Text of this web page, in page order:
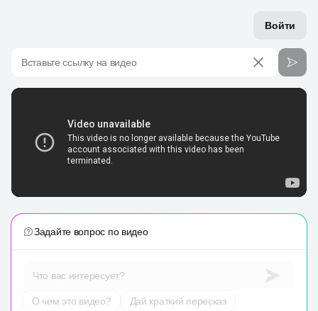
Войти
Вставьте ссылку на видео
Задайте вопрос по видео
Что вас интересует?
О чем это видео?
Дай краткий пересказ